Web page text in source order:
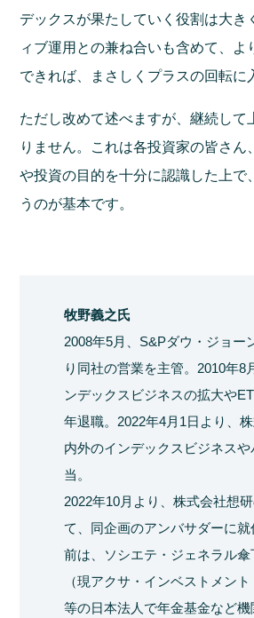
デックスが果たしていく役割は大
ィブ運用との兼ね合いも含めて、
できれば、まさしくプラスの回転に
ただし改めて述べますが、継続し
りません。これは各投資家の皆さ
や投資の目的を十分に認識した上
うのが基本です。
牧野義之氏
2008年5月、S&Pダウ・ジョー
り同社の営業を主管。2010年
ンデックスビジネスの拡大や
年退職。2022年4月1日より、
内外のインデックスビジネス
当。
2022年10月より、株式会社想
て、同企画のアンバサダーに
前は、ソシエテ・ジェネラル
（現アクサ・インベストメン
等の日本法人で年金基金など